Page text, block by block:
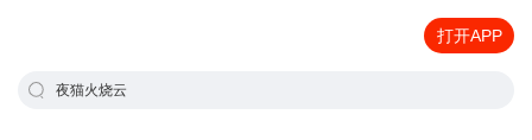
打开APP
夜猫火烧云